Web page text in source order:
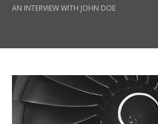
AN INTERVIEW WITH JOHN DOE